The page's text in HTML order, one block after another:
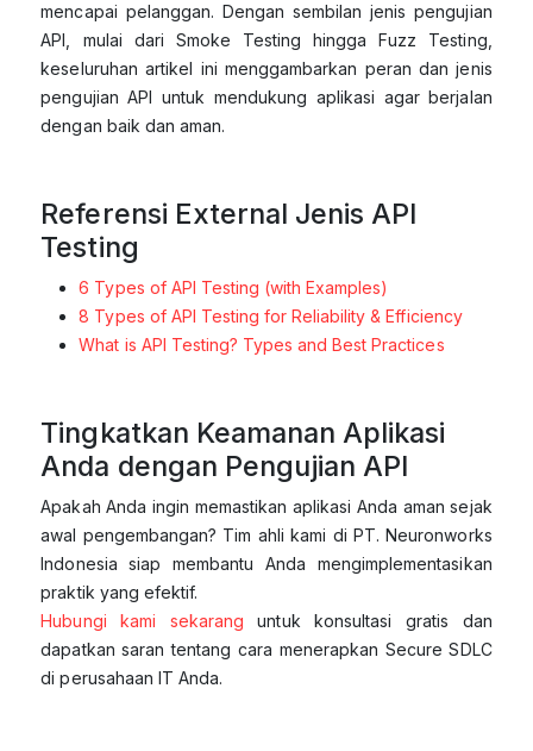
mencapai pelanggan. Dengan sembilan jenis pengujian
API, mulai dari Smoke Testing hingga Fuzz Testing,
keseluruhan artikel ini menggambarkan peran dan jenis
pengujian API untuk mendukung aplikasi agar berjalan
dengan baik dan aman.
Referensi External Jenis API
Testing
6 Types of API Testing (with Examples)
8 Types of API Testing for Reliability & Efficiency
What is API Testing? Types and Best Practices
Tingkatkan Keamanan Aplikasi
Anda dengan Pengujian API
Apakah Anda ingin memastikan aplikasi Anda aman sejak
awal pengembangan? Tim ahli kami di PT. Neuronworks
Indonesia siap membantu Anda mengimplementasikan
praktik yang efektif.
Hubungi kami sekarang untuk konsultasi gratis dan
dapatkan saran tentang cara menerapkan Secure SDLC
di perusahaan IT Anda.